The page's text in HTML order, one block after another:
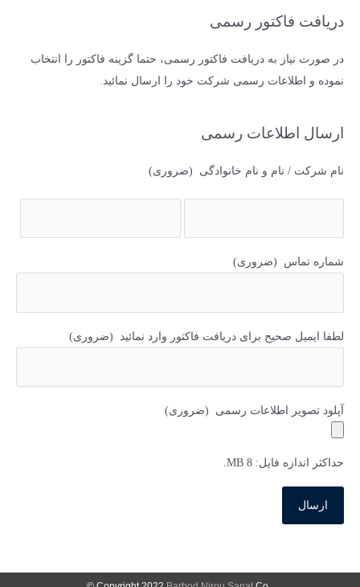
دریافت فاکتور رسمی
در صورت نیاز به دریافت فاکتور رسمی، حتما گزینه فاکتور را انتخاب
نموده و اطلاعات رسمی شرکت خود را ارسال نمائید.
ارسال اطلاعات رسمی
نام شرکت / نام و نام خانوادگی (ضروری)
شماره تماس (ضروری)
لطفا ایمیل صحیح برای دریافت فاکتور وارد نمائید (ضروری)
آپلود تصویر اطلاعات رسمی (ضروری)
حداکثر اندازه فایل: 8 MB.